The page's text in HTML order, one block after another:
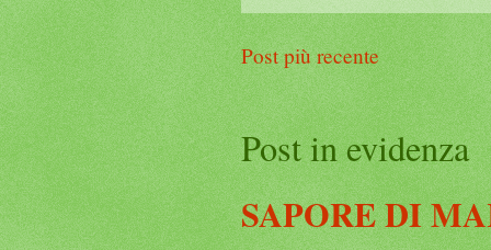
Post più recente
Post in evidenza
SAPORE DI